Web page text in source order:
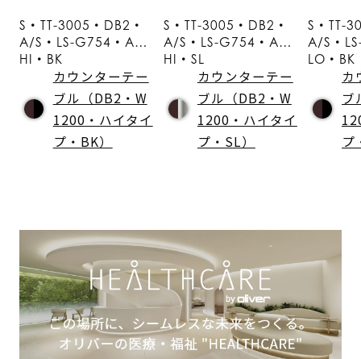
S・TT-3005・DB2・
A/S・LS-G754・A・
HI・BK
カウンターテー
ブル（DB2・W
1200・ハイタイ
プ・BK）
S・TT-3005・DB2・
A/S・LS-G754・A・
HI・SL
カウンターテー
ブル（DB2・W
1200・ハイタイ
プ・SL）
S・TT-
A/S・
LO・BK
カ
ブ
プ